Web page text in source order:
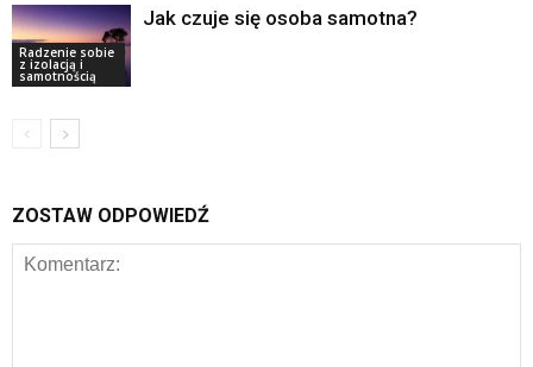
Radzenie sobie
z izolacją i
samotnością
Jak czuje się osoba samotna?
ZOSTAW ODPOWIEDŹ